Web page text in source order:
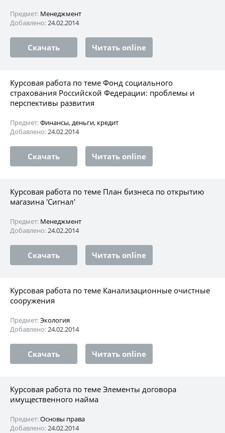
Предмет: Менеджмент
Добавлено:24.02.2014
Скачать Читать online
Курсовая работа по теме Фонд социального
страхования Российской Федерации: проблемы и
перспективы развития
Предмет:Финансы, деньги, кредит
Добавлено:24.02.2014
Скачать Читать online
Курсовая работа по теме План бизнеса по открытию
магазина 'Сигнал'
Предмет: Менеджмент
Добавлено:24.02.2014
Скачать Читать online
Курсовая работа по теме Канализационные очистные
сооружения
Предмет:Экология
Добавлено:24.02.2014
Скачать Читать online
Курсовая работа по теме Элементы договора
имущественного найма
Предмет:Основы права
Добавлено:24.02.2014